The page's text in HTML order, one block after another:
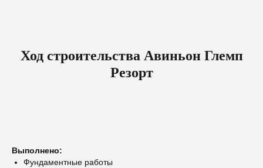
Ход строительства Авиньон Глемп
Резорт
Выполнено:
Фундаментные работы